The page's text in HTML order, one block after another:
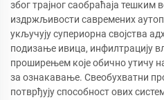
због трајног саобраћаја тешким
издржљивости савремених
укључују супериорна својства
подизање ивица, инфилтрацију
проширењем које обично утичу
за ознакавање. Свеобухватни
потврђују способност ових